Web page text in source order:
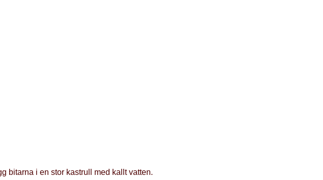
bitarna i en stor kastrull med kallt vatten.